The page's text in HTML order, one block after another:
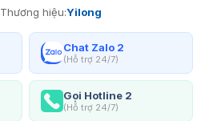
Thương hiệu:Yilong
Chat Zalo 2
(Hỗ trợ 24/7)
Gọi Hotline 2
(Hỗ trợ 24/7)